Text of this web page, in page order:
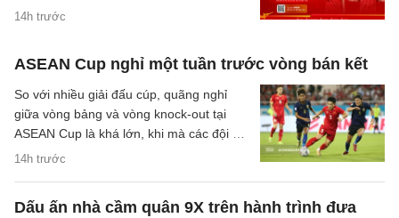
14h trước
(VFF) đã chính thức thông báo về việc
ASEAN Cup nghỉ một tuần trước vòng bán kết
14h trước
So với nhiều giải đấu cúp, quãng nghỉ
giữa vòng bảng và vòng knock-out tại
ASEAN Cup là khá lớn, khi mà các đội sẽ
có quãng nghỉ lên tới một tuần cho các
Dấu ấn nhà cầm quân 9X trên hành trình đưa